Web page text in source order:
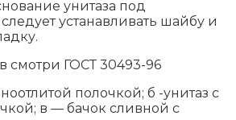
унитаза под
устанавливать шайбу и
смотри ГОСТ 30493-96
полочкой; б -унитаз с
в — бачок сливной с